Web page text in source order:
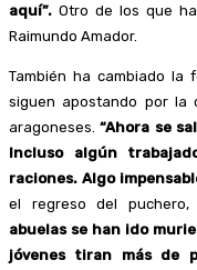
aquí”. Otro de los que
Raimundo Amador.
También ha cambiado la
siguen apostando por la
aragoneses.“Ahora se
Incluso algún
raciones. Algo
el regreso del puchero,
abuelas se han ido
jóvenes tiran más de